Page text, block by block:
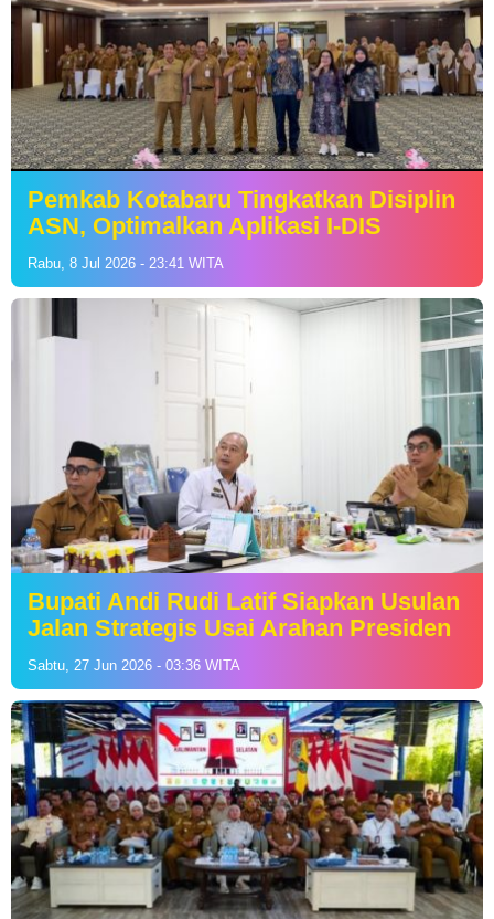
Pemkab Kotabaru Tingkatkan Disiplin
ASN, Optimalkan Aplikasi I-DIS
Rabu, 8 Jul 2026 - 23:41 WITA
Bupati Andi Rudi Latif Siapkan Usulan
Jalan Strategis Usai Arahan Presiden
Sabtu, 27 Jun 2026 - 03:36 WITA